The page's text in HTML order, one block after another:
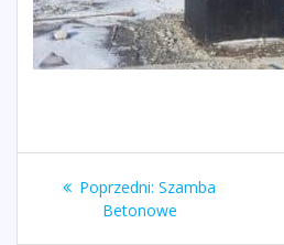
Nawigacja
wpisu
Poprzedni: Poprzedni
wpis:
Szamba
Betonowe